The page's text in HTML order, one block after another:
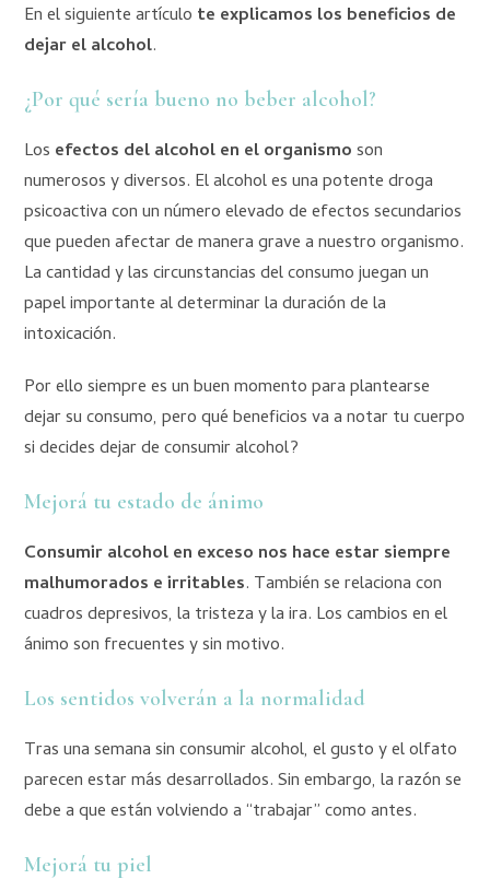
En el siguiente artículo te explicamos los beneficios de
dejar el alcohol.
¿Por qué sería bueno no beber alcohol?
Los efectos del alcohol en el organismoson
numerosos y diversos. El alcohol es una potente droga
psicoactiva con un número elevado de efectos secundarios
que pueden afectar de manera grave a nuestro organismo.
La cantidad y las circunstancias del consumo juegan un
papel importante al determinar la duración de la
intoxicación.
Por ello siempre es un buen momento para plantearse
dejar su consumo, pero qué beneficios va a notar tu cuerpo
si decides dejar de consumir alcohol?
Mejorá tu estado de ánimo
Consumir alcohol en exceso nos hace estar siempre
malhumorados e irritables. También se relaciona con
cuadros depresivos, la tristeza y la ira. Los cambios en el
ánimo son frecuentes y sin motivo.
Los sentidos volverán a la normalidad
Tras una semana sin consumir alcohol, el gusto y el olfato
parecen estar más desarrollados. Sin embargo, la razón se
debe a que están volviendo a “trabajar” como antes.
Mejorá tu piel